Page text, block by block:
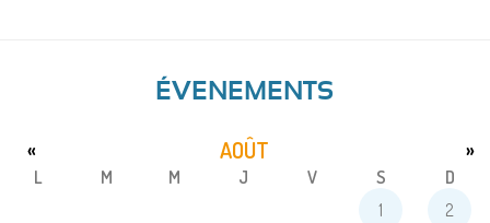
ÉVENEMENTS
AOÛT
« »
L M M J V S
D
1
2